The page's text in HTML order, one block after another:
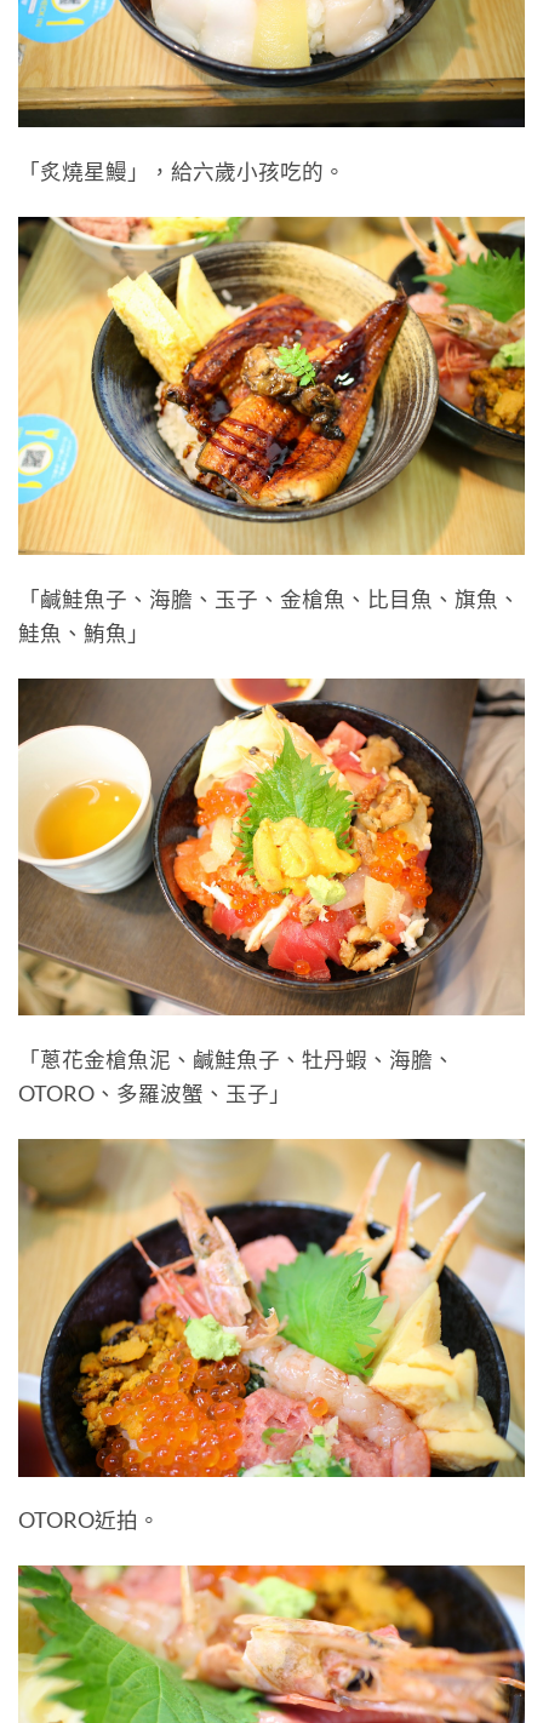
「炙燒星鰻」，給六歲小孩吃的。
「鹹鮭魚子、海膽、玉子、金槍魚、比目魚、旗魚、
鮭魚、鮪魚」
「蔥花金槍魚泥、鹹鮭魚子、牡丹蝦、海膽、
OTORO、多羅波蟹、玉子」
OTORO近拍。